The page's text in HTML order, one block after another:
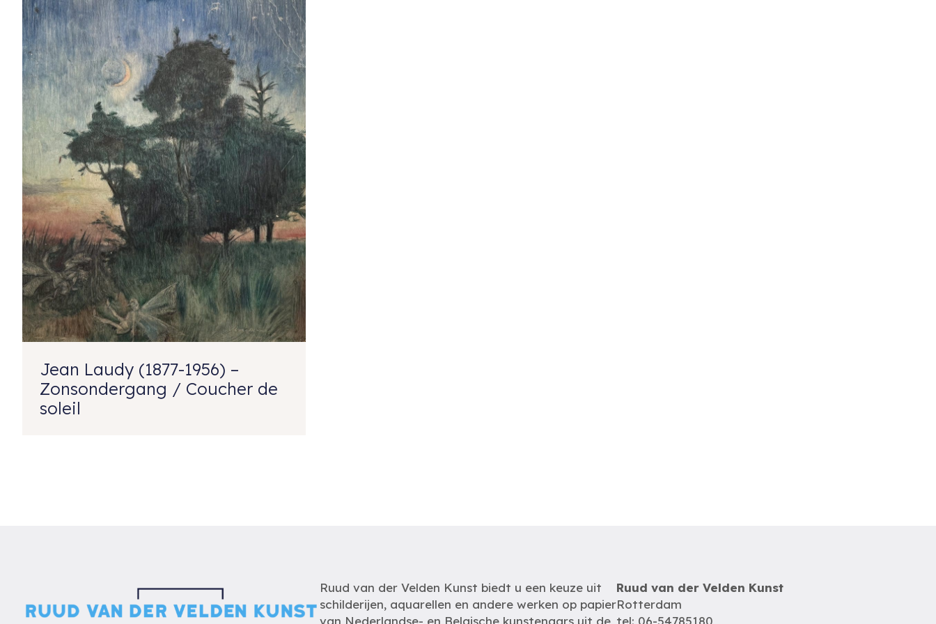
Jean Laudy (1877-1956) –
Zonsondergang / Coucher de
soleil
Ruud van der Velden Kunst biedt u een keuze uit
schilderijen, aquarellen en andere werken op papier
van Nederlandse- en Belgische kunstenaars uit de
Ruud van der Velden Kunst
Rotterdam
tel: 06-54785180